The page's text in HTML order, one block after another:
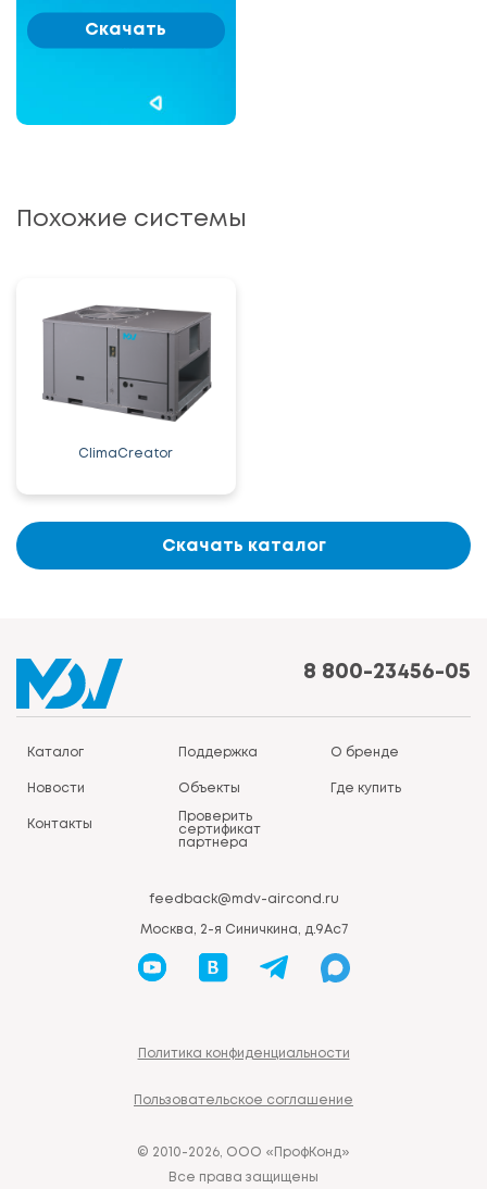
Скачать
Похожие системы
ClimaCreator
Скачать каталог
8 800-23456-05
Каталог Поддержка О бренде
Новости Объекты Где купить
Контакты
Проверить
сертификат
партнера
feedback@mdv-aircond.ru
Москва, 2-я Синичкина, д.9Ас7
Политика конфиденциальности
Пользовательское соглашение
© 2010-2026, ООО «ПрофКонд»
Все права защищены